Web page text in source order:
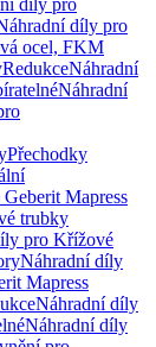
díly pro
díly pro
ocel, FKM
RedukceNáhradní
Náhradní
Přechodky
Mapress
trubky
pro Křížové
Náhradní díly
Mapress
Náhradní díly
Náhradní díly